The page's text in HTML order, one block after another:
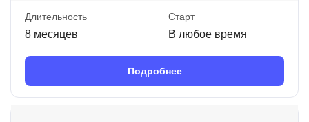
Длительность
8 месяцев
Старт
В любое время
Подробнее